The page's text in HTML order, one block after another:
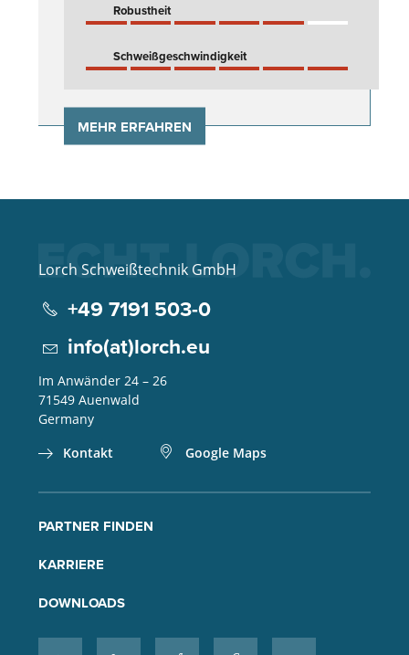
Robustheit
Schweißgeschwindigkeit
MEHR ERFAHREN
Lorch Schweißtechnik GmbH
+49 7191 503-0
info(at)lorch.eu
Im Anwänder 24 – 26
71549 Auenwald
Germany
Kontakt
Google Maps
PARTNER FINDEN
KARRIERE
DOWNLOADS